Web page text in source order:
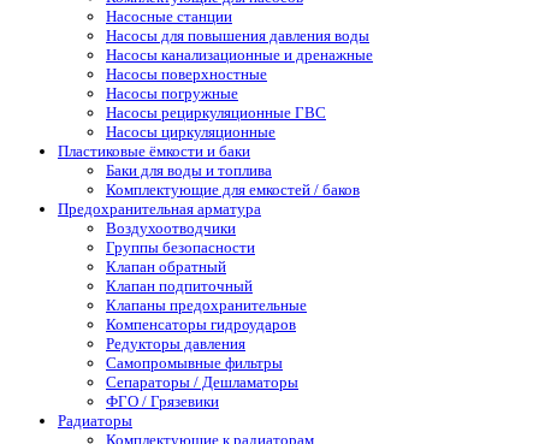
Насосные станции
Насосы для повышения давления воды
Насосы канализационные и дренажные
Насосы поверхностные
Насосы погружные
Насосы рециркуляционные ГВС
Насосы циркуляционные
Пластиковые ёмкости и баки
Баки для воды и топлива
Комплектующие для емкостей / баков
Предохранительная арматура
Воздухоотводчики
Группы безопасности
Клапан обратный
Клапан подпиточный
Клапаны предохранительные
Компенсаторы гидроударов
Редукторы давления
Самопромывные фильтры
Сепараторы / Дешламаторы
ФГО / Грязевики
Радиаторы
Комплектующие к радиаторам